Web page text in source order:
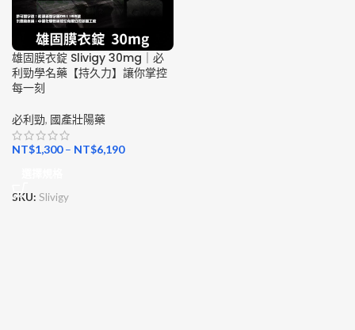
雄固膜衣錠 Slivigy 30mg｜必
利勁學名藥【持久力】讓你掌控
每一刻
必利勁, 國產壯陽藥
NT$1,300– NT$6,190
SKU: Slivigy